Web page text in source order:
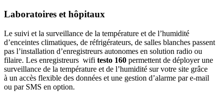
Laboratoires et hôpitaux
Le suivi et la surveillance de la température et de l’humidité
d’enceintes climatiques, de réfrigérateurs, de salles blanches passent
pas l’installation d’enregistreurs autonomes en solution radio ou
filaire. Les enregistreurs wifi testo 160 permettent de déployer une
surveillance de la température et de l’humidité sur votre site grâce
à un accès flexible des données et une gestion d’alarme par e-mail
ou par SMS en option.